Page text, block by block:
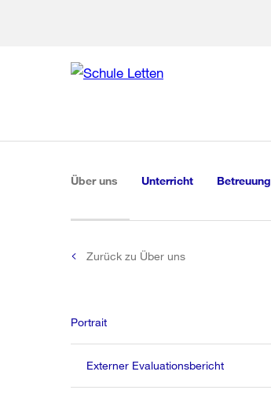
Navigation
Über uns (aktiv)Unterricht Betreuung
Zurück zu Über uns
Portrait
Externer Evaluationsbericht